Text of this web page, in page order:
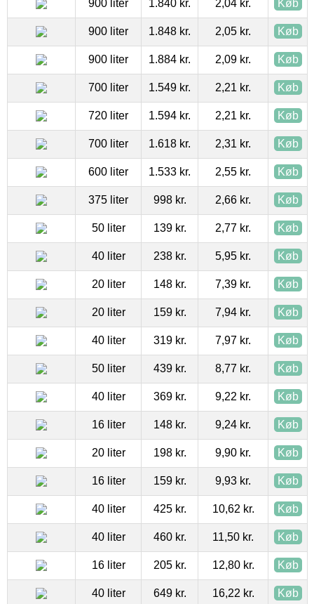
900 liter 1.840 kr. 2,04 kr. Køb
900 liter 1.848 kr. 2,05 kr. Køb
900 liter 1.884 kr. 2,09 kr. Køb
700 liter 1.549 kr. 2,21 kr. Køb
720 liter 1.594 kr. 2,21 kr. Køb
700 liter 1.618 kr. 2,31 kr. Køb
600 liter 1.533 kr. 2,55 kr. Køb
375 liter 998 kr. 2,66 kr. Køb
50 liter 139 kr. 2,77 kr. Køb
40 liter 238 kr. 5,95 kr. Køb
20 liter 148 kr. 7,39 kr. Køb
20 liter 159 kr. 7,94 kr. Køb
40 liter 319 kr. 7,97 kr. Køb
50 liter 439 kr. 8,77 kr. Køb
40 liter 369 kr. 9,22 kr. Køb
16 liter 148 kr. 9,24 kr. Køb
20 liter 198 kr. 9,90 kr. Køb
16 liter 159 kr. 9,93 kr. Køb
40 liter 425 kr. 10,62 kr. Køb
40 liter 460 kr. 11,50 kr. Køb
16 liter 205 kr. 12,80 kr. Køb
40 liter 649 kr. 16,22 kr. Køb